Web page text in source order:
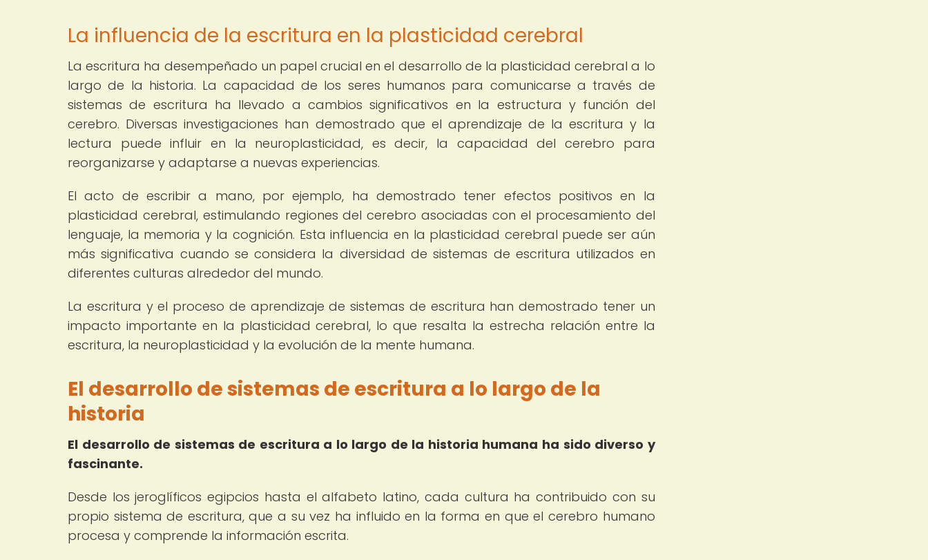
La influencia de la escritura en la plasticidad cerebral
La escritura ha desempeñado un papel crucial en el desarrollo de la plasticidad cerebral a lo
largo de la historia. La capacidad de los seres humanos para comunicarse a través de
sistemas de escritura ha llevado a cambios significativos en la estructura y función del
cerebro. Diversas investigaciones han demostrado que el aprendizaje de la escritura y la
lectura puede influir en la neuroplasticidad, es decir, la capacidad del cerebro para
reorganizarse y adaptarse a nuevas experiencias.
El acto de escribir a mano, por ejemplo, ha demostrado tener efectos positivos en la
plasticidad cerebral, estimulando regiones del cerebro asociadas con el procesamiento del
lenguaje, la memoria y la cognición. Esta influencia en la plasticidad cerebral puede ser aún
más significativa cuando se considera la diversidad de sistemas de escritura utilizados en
diferentes culturas alrededor del mundo.
La escritura y el proceso de aprendizaje de sistemas de escritura han demostrado tener un
impacto importante en la plasticidad cerebral, lo que resalta la estrecha relación entre la
escritura, la neuroplasticidad y la evolución de la mente humana.
El desarrollo de sistemas de escritura a lo largo de la
historia
El desarrollo de sistemas de escritura a lo largo de la historia humana ha sido diverso y
fascinante.
Desde los jeroglíficos egipcios hasta el alfabeto latino, cada cultura ha contribuido con su
propio sistema de escritura, que a su vez ha influido en la forma en que el cerebro humano
procesa y comprende la información escrita.